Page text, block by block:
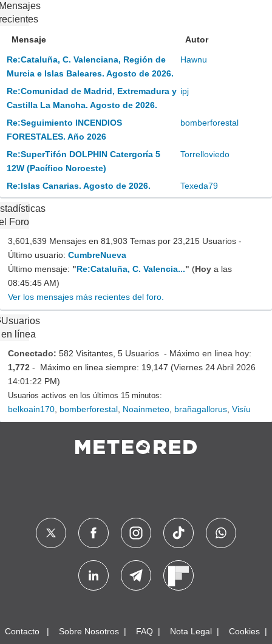
Mensaje Autor
Re:Cataluña, C. Valenciana, Región de
Murcia e Islas Baleares. Agosto de 2026.
Hawnu
Re:Comunidad de Madrid, Extremadura y
Castilla La Mancha. Agosto de 2026.
ipj
Re:Seguimiento INCENDIOS
FORESTALES. Año 2026
bomberforestal
Re:SuperTifón DOLPHIN Catergoría 5
12W (Pacífico Noroeste)
Torrelloviedo
Re:Islas Canarias. Agosto de 2026. Texeda79
Foro
3,601,639 Mensajes en 81,903 Temas por 23,215 Usuarios -
Último usuario: CumbreNueva
Último mensaje: "Re:Cataluña, C. Valencia..." (Hoy a las
08:45:45 AM)
Ver los mensajes más recientes del foro.
Usuarios
en línea
Conectado: 582 Visitantes, 5 Usuarios - Máximo en linea hoy:
1,772 - Máximo en linea siempre: 19,147 (Viernes 24 Abril 2026
14:01:22 PM)
Usuarios activos en los últimos 15 minutos:
belkoain170 bomberforestal Noainmeteo brañagallorus Visíu
Contacto Sobre Nosotros FAQ Nota Legal Cookies